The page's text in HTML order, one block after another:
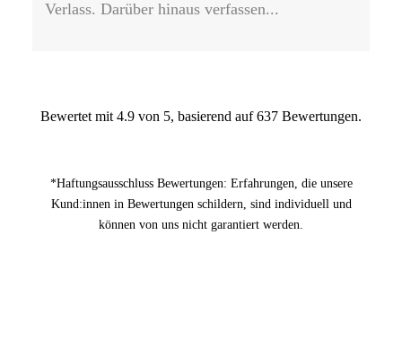
Verlass. Darüber hinaus verfassen...
Bewertet mit 4.9 von 5, basierend auf 637 Bewertungen.
*Haftungsausschluss Bewertungen: Erfahrungen, die unsere
Kund:innen in Bewertungen schildern, sind individuell und
können von uns nicht garantiert werden.